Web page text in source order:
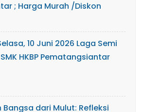
; Harga Murah /Diskon
10 Juni 2026 Laga Semi
SMK HKBP Pematangsiantar
dari Mulut: Refleksi